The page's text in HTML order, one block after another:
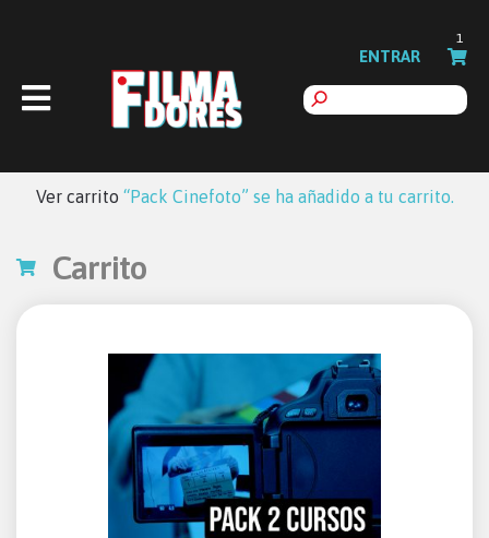
ENTRAR
1
Ver carrito “Pack Cinefoto” se ha añadido a tu carrito.
Carrito